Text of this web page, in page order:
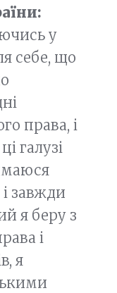
у
себе, що
права, і
галузі
завжди
я беру з
і
я